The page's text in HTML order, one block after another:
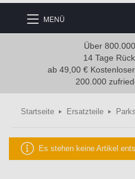
MENÜ
Über
14 Tage
ab 49,00 €
200.000
Startseite Ersatzteile
Es stehen keine Artikel